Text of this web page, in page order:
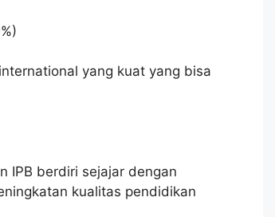
yang kuat yang bisa
IPB berdiri sejajar dengan
kualitas pendidikan